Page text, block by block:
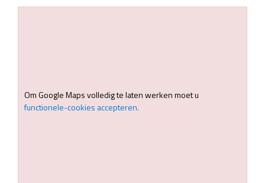
Om Google Maps volledig te laten werken moet u
functionele-cookies accepteren.